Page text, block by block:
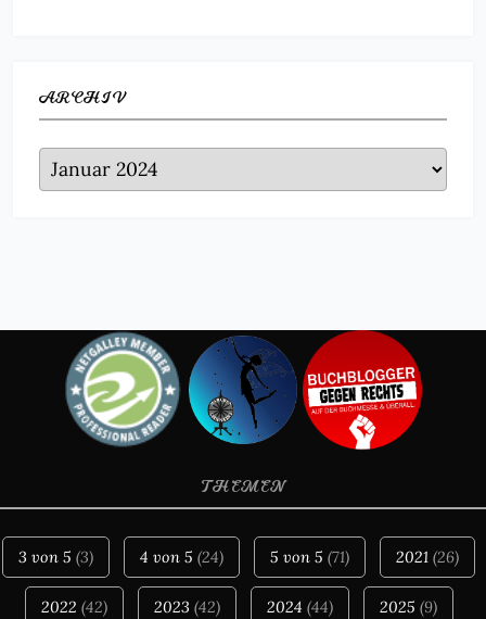
ARCHIV
Archiv
THEMEN
3 von 5 (3) 4 von 5 (24) 5 von 5 (71) 2021 (26)
2022 (42) 2023 (42) 2024 (44) 2025 (9)